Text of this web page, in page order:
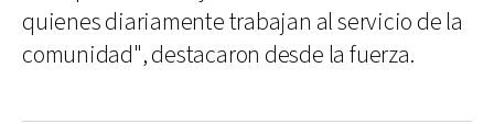
quienes diariamente trabajan al servicio de la
comunidad", destacaron desde la fuerza.